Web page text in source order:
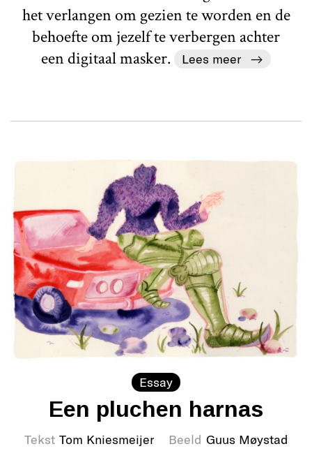
het verlangen om gezien te worden en de
behoefte om jezelf te verbergen achter
een digitaal masker.
Lees meer
Essay
Een pluchen harnas
Tekst Tom Kniesmeijer Beeld Guus Møystad